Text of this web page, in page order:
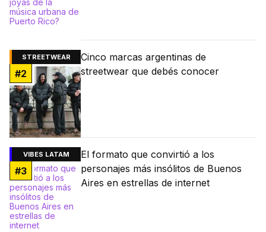
STREETWEAR
#2
Cinco marcas argentinas de
streetwear que debés conocer
VIBES LATAM
#3
El formato que convirtió a los
personajes más insólitos de Buenos
Aires en estrellas de internet